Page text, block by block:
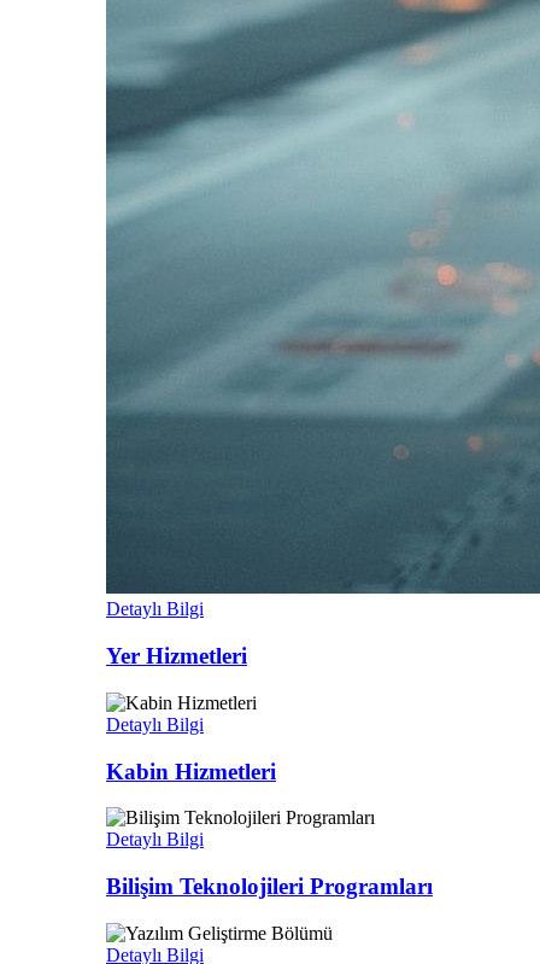
Detaylı Bilgi
Yer Hizmetleri
Detaylı Bilgi
Kabin Hizmetleri
Detaylı Bilgi
Bilişim Teknolojileri Programları
Detaylı Bilgi